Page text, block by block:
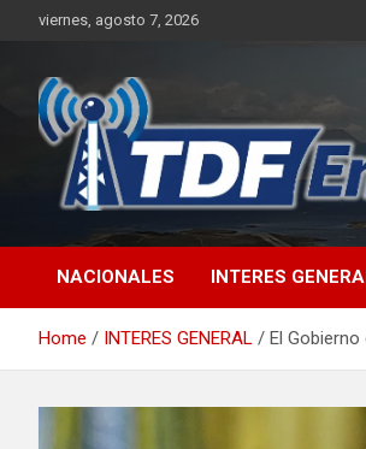
viernes, agosto 7, 2026
NACIONALES INTERES
Home INTERES GENERAL El